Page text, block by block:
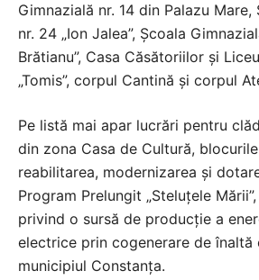
Gimnazială nr. 14 din Palazu Mare,
nr. 24 „Ion Jalea”, Școala
Brătianu”, Casa Căsătoriilor și
„Tomis”, corpul Cantină și corpul
Pe listă mai apar lucrări pentru
din zona Casa de Cultură,
reabilitarea, modernizarea și
Program Prelungit „Steluțele
privind o sursă de producție a
electrice prin cogenerare de înaltă
municipiul Constanța.